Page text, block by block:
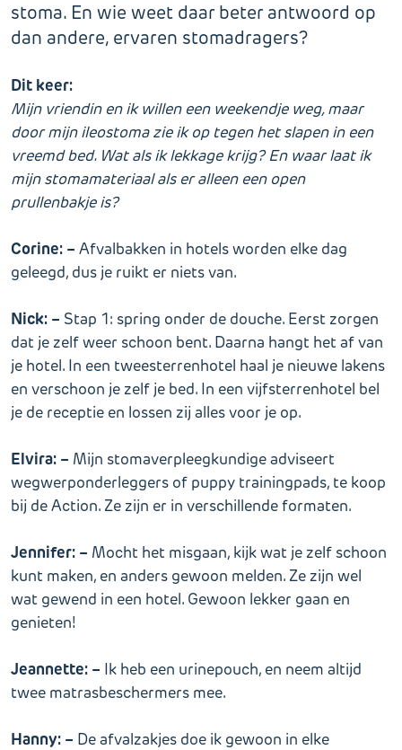
stoma. En wie weet daar beter antwoord op
dan andere, ervaren stomadragers?
Dit keer:
Mijn vriendin en ik willen een weekendje weg, maar
door mijn ileostoma zie ik op tegen het slapen in een
vreemd bed. Wat als ik lekkage krijg? En waar laat ik
mijn stomamateriaal als er alleen een open
prullenbakje is?
Corine: – Afvalbakken in hotels worden elke dag
geleegd, dus je ruikt er niets van.
Nick: – Stap 1: spring onder de douche. Eerst zorgen
dat je zelf weer schoon bent. Daarna hangt het af van
je hotel. In een tweesterrenhotel haal je nieuwe lakens
en verschoon je zelf je bed. In een vijfsterrenhotel bel
je de receptie en lossen zij alles voor je op.
Elvira: – Mijn stomaverpleegkundige adviseert
wegwerponderleggers of puppy trainingpads, te koop
bij de Action. Ze zijn er in verschillende formaten.
Jennifer: – Mocht het misgaan, kijk wat je zelf schoon
kunt maken, en anders gewoon melden. Ze zijn wel
wat gewend in een hotel. Gewoon lekker gaan en
genieten!
Jeannette: – Ik heb een urinepouch, en neem altijd
twee matrasbeschermers mee.
Hanny: – De afvalzakjes doe ik gewoon in elke